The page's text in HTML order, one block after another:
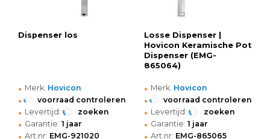
Dispenser los
• Merk: Hovicon
• voorraad controleren
• Levertijd: zoeken
• Garantie: 1 jaar
• Art.nr: EMG-921020
Losse Dispenser |
Hovicon Keramische Pot
Dispenser (EMG-
865064)
• Merk: Hovicon
• voorraad controleren
• Levertijd: zoeken
• Garantie: 1 jaar
• Art.nr: EMG-865065